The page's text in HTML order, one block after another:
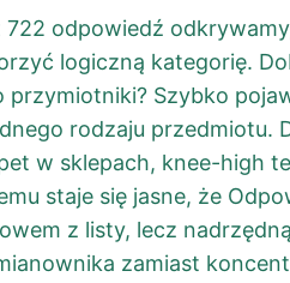
odpowiedź
logiczną kategorię.
przymiotniki? Szybko
rodzaju przedmiotu.
w sklepach, knee-high
staje się jasne, że
z listy, lecz
zamiast